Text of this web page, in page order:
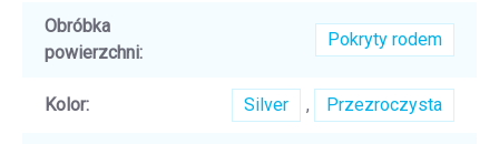
Obróbka
powierzchni:
Pokryty rodem
Kolor: Silver , Przezroczysta